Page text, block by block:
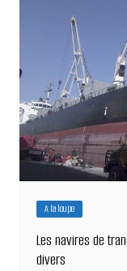
A la loupe
Les navires de
divers